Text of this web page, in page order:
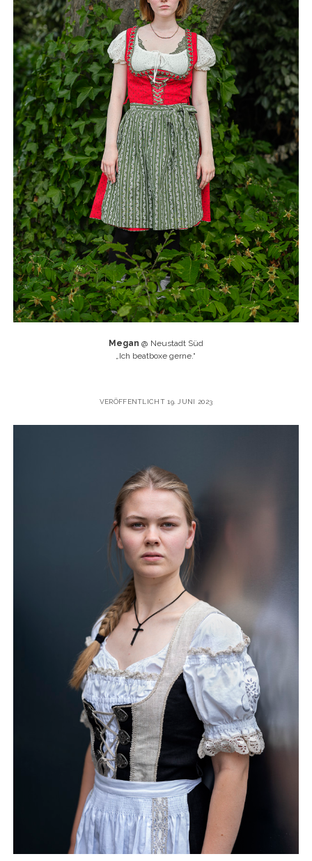
Megan @ Neustadt Süd
Ich beatboxe gerne.“
VERÖFFENTLICHT 19. JUNI 2023